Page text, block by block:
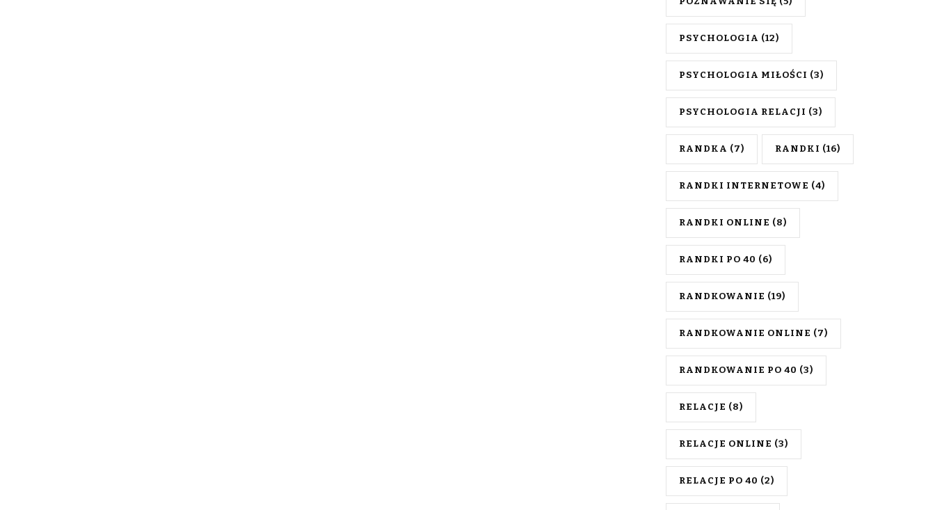
PSYCHOLOGIA (12)
PSYCHOLOGIA MIŁOŚCI (3)
PSYCHOLOGIA RELACJI (3)
RANDKA (7) RANDKI (16)
RANDKI INTERNETOWE (4)
RANDKI ONLINE (8)
RANDKI PO 40 (6)
RANDKOWANIE (19)
RANDKOWANIE ONLINE (7)
RANDKOWANIE PO 40 (3)
RELACJE (8)
RELACJE ONLINE (3)
RELACJE PO 40 (2)